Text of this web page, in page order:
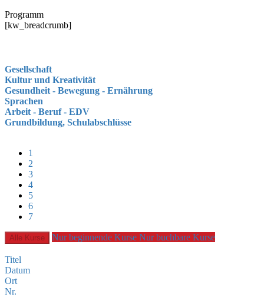
Programm
[kw_breadcrumb]
Gesellschaft
Kultur und Kreativität
Gesundheit - Bewegung - Ernährung
Sprachen
Arbeit - Beruf - EDV
Grundbildung, Schulabschlüsse
1
2
3
4
5
6
7
Alle Kurse Nur beginnende Kurse Nur buchbare Kurse
Titel
Datum
Ort
Nr.